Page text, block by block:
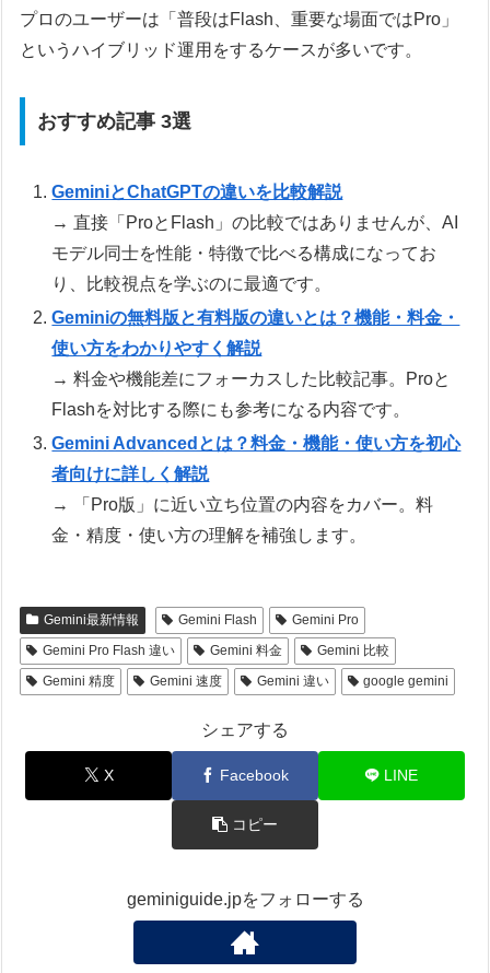
プロのユーザーは「普段はFlash、重要な場面ではPro」
というハイブリッド運用をするケースが多いです。
おすすめ記事 3選
GeminiとChatGPTの違いを比較解説
→ 直接「ProとFlash」の比較ではありませんが、AI
モデル同士を性能・特徴で比べる構成になってお
り、比較視点を学ぶのに最適です。
Geminiの無料版と有料版の違いとは？機能・料金・
使い方をわかりやすく解説
→ 料金や機能差にフォーカスした比較記事。Proと
Flashを対比する際にも参考になる内容です。
Gemini Advancedとは？料金・機能・使い方を初心
者向けに詳しく解説
→ 「Pro版」に近い立ち位置の内容をカバー。料
金・精度・使い方の理解を補強します。
Gemini最新情報 Gemini Flash
Gemini Pro
Gemini Pro Flash 違い
Gemini 料金
Gemini 比較
Gemini 精度
Gemini 速度 Gemini 違い google gemini
シェアする
X Facebook LINE
コピー
geminiguide.jpをフォローする